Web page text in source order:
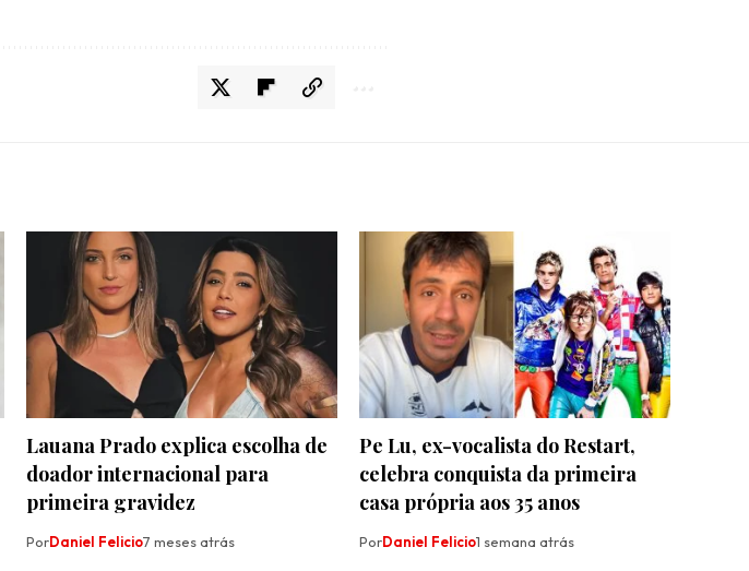
Lauana Prado explica escolha de
doador internacional para
primeira gravidez
PorDaniel Felicio7 meses atrás
Pe Lu, ex-vocalista do Restart,
celebra conquista da primeira
casa própria aos 35 anos
PorDaniel Felicio1 semana atrás